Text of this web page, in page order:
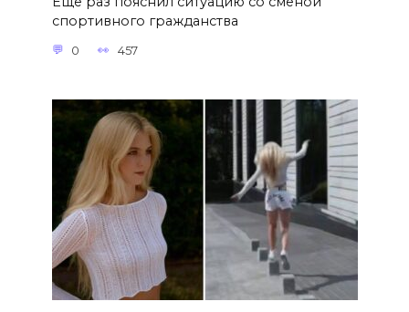
спортивного гражданства
0 457